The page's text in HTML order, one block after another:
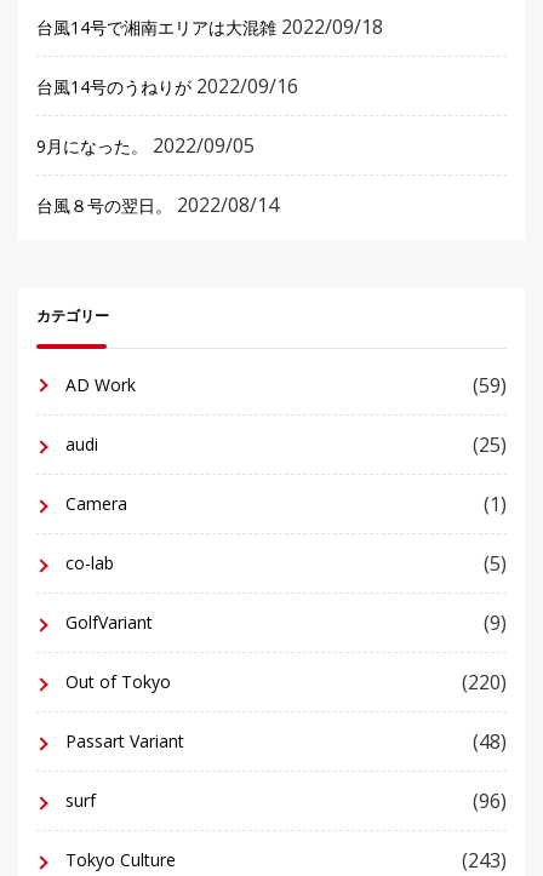
台風14号で湘南エリアは大混雑 2022/09/18
台風14号のうねりが 2022/09/16
9月になった。 2022/09/05
台風８号の翌日。 2022/08/14
カテゴリー
AD Work (59)
audi (25)
Camera (1)
co-lab (5)
GolfVariant (9)
Out of Tokyo (220)
Passart Variant (48)
surf (96)
Tokyo Culture (243)